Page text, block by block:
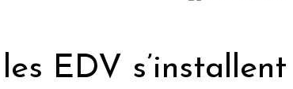
EDV